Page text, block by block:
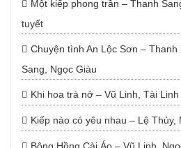
Một kiếp phong trần – Thanh
tuyết
Chuyện tình An Lộc Sơn –
Sang, Ngọc Giàu
Khi hoa trà nở – Vũ Linh, Tài Linh
Kiếp nào có yêu nhau – Lệ